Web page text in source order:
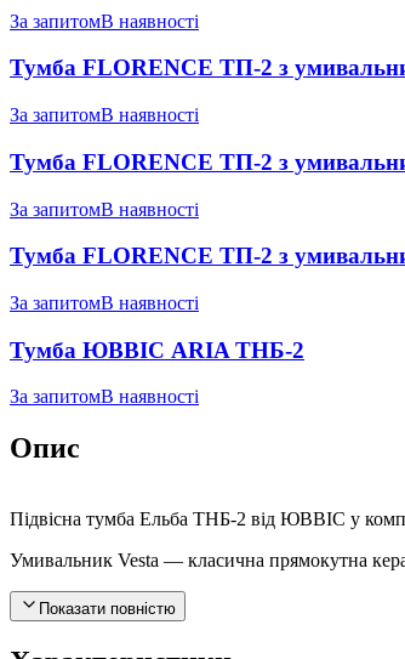
За запитомВ наявності
Тумба FLORENCE ТП-2 з
За запитомВ наявності
Тумба FLORENCE ТП-2 з
За запитомВ наявності
Тумба FLORENCE ТП-2 з
За запитомВ наявності
Тумба ЮВВІС ARIA ТНБ-2
За запитомВ наявності
Опис
Підвісна тумба Ельба ТНБ-2 від ЮВВІС у
Умивальник Vesta — класична прямокутна
Показати повністю